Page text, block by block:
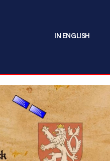
IN ENGLISH